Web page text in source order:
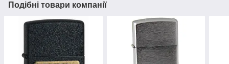
Подібні товари компанії